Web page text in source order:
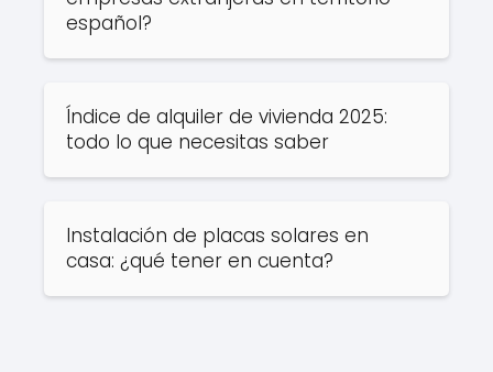
español?
Índice de alquiler de vivienda 2025:
todo lo que necesitas saber
Instalación de placas solares en
casa: ¿qué tener en cuenta?